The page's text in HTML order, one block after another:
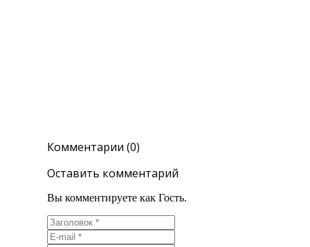
Комментарии (0)
Оставить комментарий
Вы комментируете как Гость.